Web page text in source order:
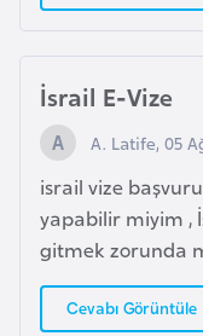
İsrail E-Vize
A. Latife, 05
israil vize
yapabilir miyim ,
gitmek zorunda
Cevabı Görüntüle
İ
s
v
ç
r
e
İ
t